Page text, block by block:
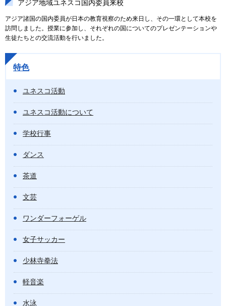
アジア地域ユネスコ国内委員来校
アジア諸国の国内委員が日本の教育視察のため来日し、その一環として本校を
訪問しました。授業に参加し、それぞれの国についてのプレゼンテーションや
生徒たちとの交流活動を行いました。
特色
ユネスコ活動
ユネスコ活動について
学校行事
ダンス
茶道
文芸
ワンダーフォーゲル
女子サッカー
少林寺拳法
軽音楽
水泳